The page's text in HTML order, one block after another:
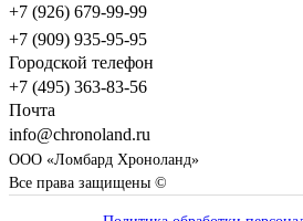
+7 (926) 679-99-99
+7 (909) 935-95-95
Городской телефон
+7 (495) 363-83-56
Почта
info@chronoland.ru
ООО «Ломбард Хроноланд»
Все права защищены ©